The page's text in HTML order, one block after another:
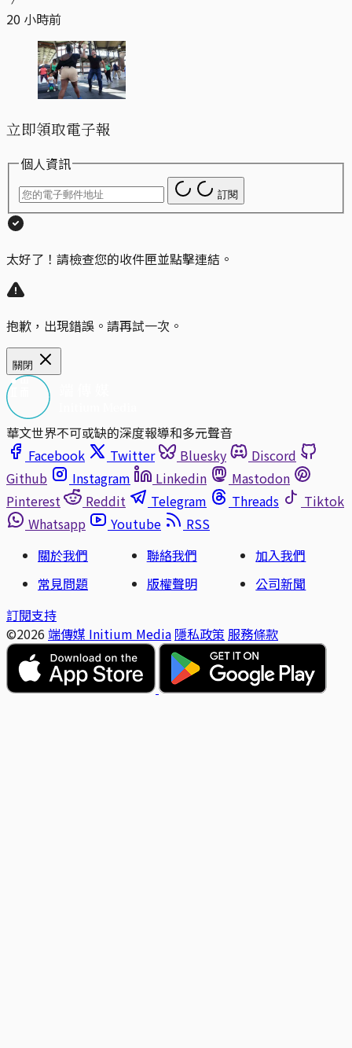
20 小時前
立即領取電子報
個人資訊
訂閱
太好了！請檢查您的收件匣並點擊連結。
抱歉，出現錯誤。請再試一次。
關閉
華文世界不可或缺的深度報導和多元聲音
Facebook
Twitter Bluesky
Discord
Github
Instagram Linkedin
Mastodon
Pinterest
Reddit Telegram Threads
Tiktok
Whatsapp
Youtube
RSS
關於我們
聯絡我們
加入我們
常見問題
版權聲明
公司新聞
訂閱支持
©2026 端傳媒 Initium Media 隱私政策 服務條款